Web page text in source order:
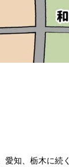
知、栃木に続く